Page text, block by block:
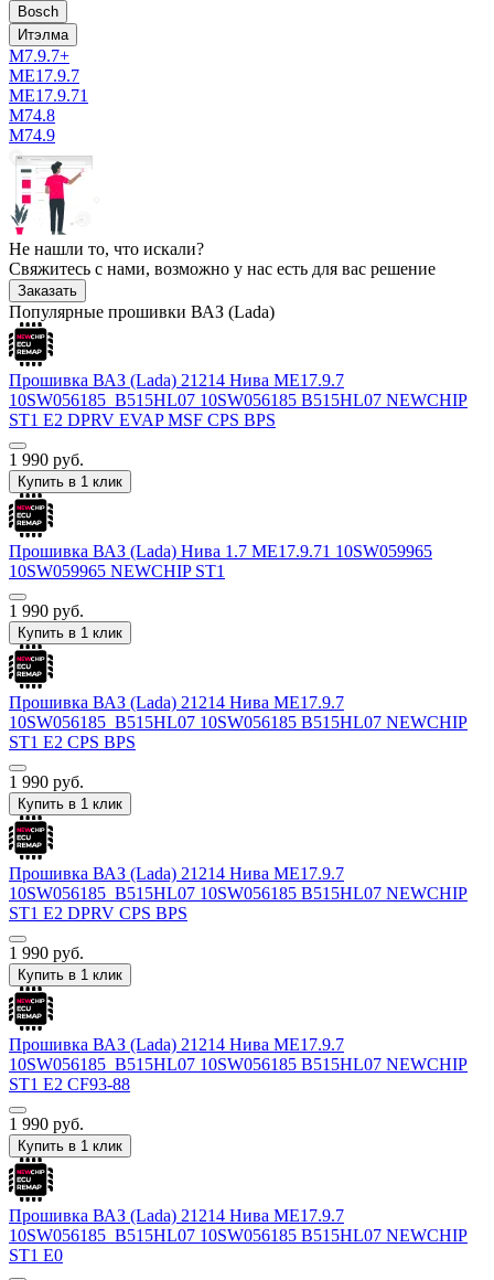
Bosch
Итэлма
M7.9.7+
ME17.9.7
ME17.9.71
М74.8
М74.9
Не нашли то, что искали?
Свяжитесь с нами, возможно у нас есть для вас решение
Заказать
Популярные прошивки ВАЗ (Lada)
Прошивка ВАЗ (Lada) 21214 Нива ME17.9.7
10SW056185_B515HL07 10SW056185 B515HL07 NEWCHIP
ST1 E2 DPRV EVAP MSF CPS BPS
1 990 руб.
Купить в 1 клик
Прошивка ВАЗ (Lada) Нива 1.7 ME17.9.71 10SW059965
10SW059965 NEWCHIP ST1
1 990 руб.
Купить в 1 клик
Прошивка ВАЗ (Lada) 21214 Нива ME17.9.7
10SW056185_B515HL07 10SW056185 B515HL07 NEWCHIP
ST1 E2 CPS BPS
1 990 руб.
Купить в 1 клик
Прошивка ВАЗ (Lada) 21214 Нива ME17.9.7
10SW056185_B515HL07 10SW056185 B515HL07 NEWCHIP
ST1 E2 DPRV CPS BPS
1 990 руб.
Купить в 1 клик
Прошивка ВАЗ (Lada) 21214 Нива ME17.9.7
10SW056185_B515HL07 10SW056185 B515HL07 NEWCHIP
ST1 E2 CF93-88
1 990 руб.
Купить в 1 клик
Прошивка ВАЗ (Lada) 21214 Нива ME17.9.7
10SW056185_B515HL07 10SW056185 B515HL07 NEWCHIP
ST1 E0